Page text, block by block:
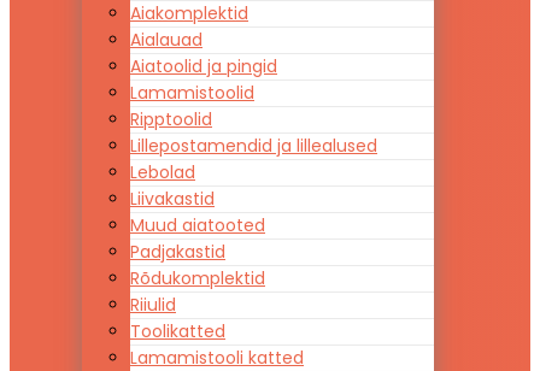
Aiakomplektid
Aialauad
Aiatoolid ja pingid
Lamamistoolid
Ripptoolid
Lillepostamendid ja lillealused
Lebolad
Liivakastid
Muud aiatooted
Padjakastid
Rõdukomplektid
Riiulid
Toolikatted
Lamamistooli katted